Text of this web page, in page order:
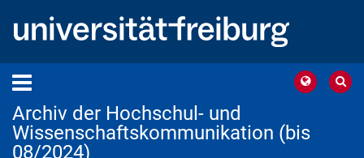
Archiv der Hochschul- und
Wissenschaftskommunikation (bis
08/2024)